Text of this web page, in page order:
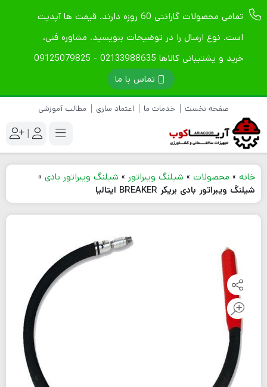
تمامی محصولات گارانتی 60 روزه دارند. قیمت ها آپدیت
است. نوع ارسال را در توضیحات بنویسید. مشاوره فنی،
خرید و پشتیبانی کالاها 02133988635 - 09125079825
تماس با ما
صفحه نخست خدمات ما اعتماد سازی مطالب آموزشی
|
خانه » محصولات » شیلنگ ویبراتور » شیلنگ ویبراتور بادی »
شیلنگ ویبراتور بادی بریکر BREAKER ایتالیا